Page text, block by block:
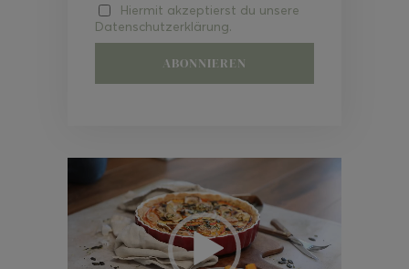
Hiermit akzeptierst du unsere
Datenschutzerklärung.
Video-